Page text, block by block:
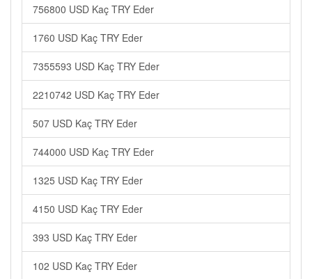
756800 USD Kaç TRY Eder
1760 USD Kaç TRY Eder
7355593 USD Kaç TRY Eder
2210742 USD Kaç TRY Eder
507 USD Kaç TRY Eder
744000 USD Kaç TRY Eder
1325 USD Kaç TRY Eder
4150 USD Kaç TRY Eder
393 USD Kaç TRY Eder
102 USD Kaç TRY Eder